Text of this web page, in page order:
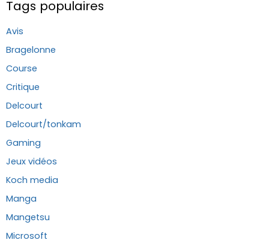
Tags populaires
Avis
Bragelonne
Course
Critique
Delcourt
Delcourt/tonkam
Gaming
Jeux vidéos
Koch media
Manga
Mangetsu
Microsoft